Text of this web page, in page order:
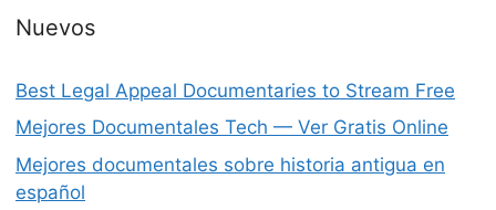
Nuevos
Best Legal Appeal Documentaries to Stream Free
Mejores Documentales Tech — Ver Gratis Online
Mejores documentales sobre historia antigua en
español